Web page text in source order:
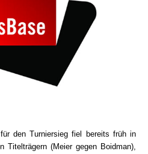
für den Turniersieg fiel bereits früh in
Titelträgern (Meier gegen Boidman),